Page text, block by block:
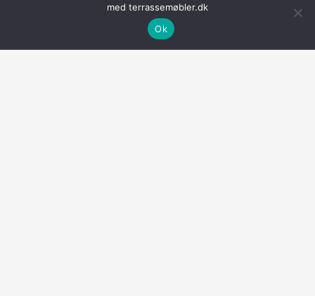
Hillerstorp Bolmsö bord –
Luksus Grillbord med
Gasflaskeskjuler |
Brunbejdset | 65.5 cm / Med
med terrassemøbler.dk
Ok